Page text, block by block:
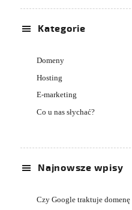
Kategorie
Domeny
Hosting
E-marketing
Co u nas słychać?
Najnowsze wpisy
Czy Google traktuje